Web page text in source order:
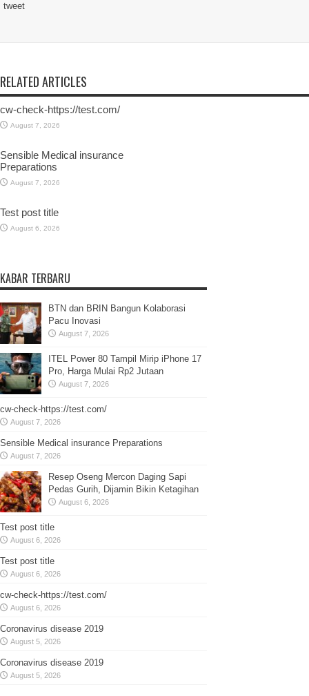
tweet
RELATED ARTICLES
cw-check-https://test.com/
August 7, 2026
Sensible Medical insurance
Preparations
August 7, 2026
Test post title
August 6, 2026
KABAR TERBARU
BTN dan BRIN Bangun Kolaborasi
Pacu Inovasi
August 7, 2026
ITEL Power 80 Tampil Mirip iPhone 17
Pro, Harga Mulai Rp2 Jutaan
August 7, 2026
cw-check-https://test.com/
August 7, 2026
Sensible Medical insurance Preparations
August 7, 2026
Resep Oseng Mercon Daging Sapi
Pedas Gurih, Dijamin Bikin Ketagihan
August 6, 2026
Test post title
August 6, 2026
Test post title
August 6, 2026
cw-check-https://test.com/
August 6, 2026
Coronavirus disease 2019
August 5, 2026
Coronavirus disease 2019
August 5, 2026